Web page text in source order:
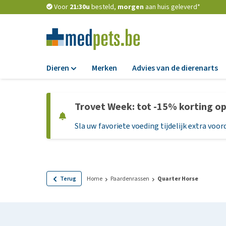
Voor 21:30u besteld, morgen aan huis geleverd*
Dieren
Hondenbrokken
Natvoer
Graanvrij
Merken Advies van de dierenarts
Trovet Week: tot -15% korting
Sla uw favoriete voeding tijdelijk extra
Terug Home Paardenrassen Quarter Horse